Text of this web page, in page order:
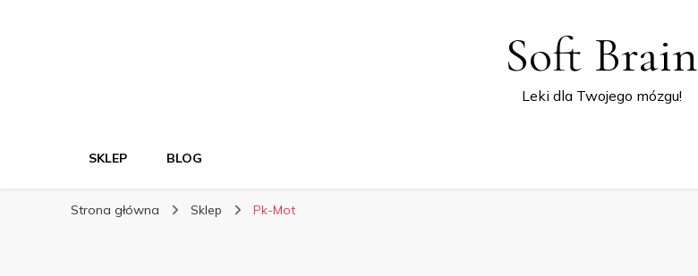
Soft Brain
Leki dla Twojego mózgu!
SKLEP BLOG
Strona główna Sklep Pk-Mot